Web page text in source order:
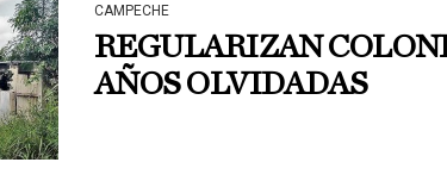
CAMPECHE
REGULARIZAN
AÑOS OLVIDADAS